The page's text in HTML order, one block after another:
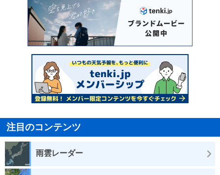
注目のコンテンツ
雨雲レーダー